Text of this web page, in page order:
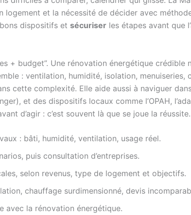
logement et la nécessité de décider avec
dispositifs et sécuriser les étapes avant que
+ budget”. Une rénovation énergétique crédible
: ventilation, humidité, isolation,
cette complexité. Elle aide aussi à naviguer
et des dispositifs locaux comme l’OPAH,
d’agir : c’est souvent là que se joue la réussite.
: bâti, humidité, ventilation, usage réel.
puis consultation d’entreprises.
selon revenus, type de logement et objectifs.
chauffage surdimensionné, devis
avec la rénovation énergétique.